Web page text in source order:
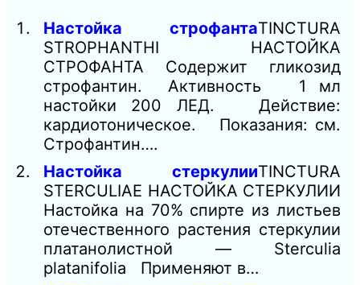
Настойка строфантаTINCTURA
STROPHANTHI НАСТОЙКА
СТРОФАНТА Содержит гликозид
строфантин. Активность 1 мл
настойки 200 ЛЕД. Действие:
кардиотоническое. Показания: см.
Строфантин….
Настойка стеркулииTINCTURA
STERCULIAE НАСТОЙКА СТЕРКУЛИИ
Настойка на 70% спирте из листьев
отечественного растения стеркулии
платанолистной — Sterculia
platanifolia Применяют в…